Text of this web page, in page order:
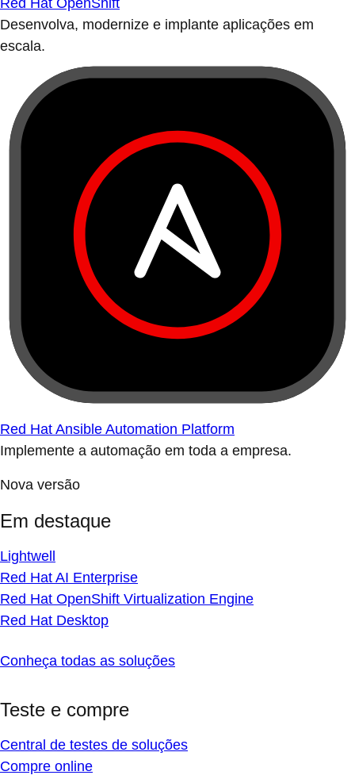
Red Hat OpenShift
Desenvolva, modernize e implante aplicações em
escala.
Red Hat Ansible Automation Platform
Implemente a automação em toda a empresa.
Nova versão
Em destaque
Lightwell
Red Hat AI Enterprise
Red Hat OpenShift Virtualization Engine
Red Hat Desktop
Conheça todas as soluções
Teste e compre
Central de testes de soluções
Compre online